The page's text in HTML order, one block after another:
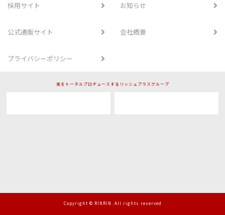
採用サイト お知らせ
公式通販サイト 会社概要
プライバシーポリシー
美をトータルプロデュースするリッシュプラスグループ
Copyright © RINRIN. All rights reserved